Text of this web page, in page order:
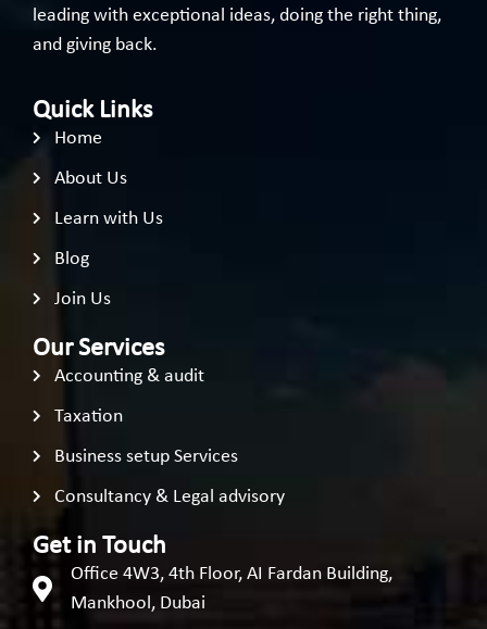
leading with exceptional ideas, doing the right thing,
and giving back.
Quick Links
Home
About Us
Learn with Us
Blog
Join Us
Our Services
Accounting & audit
Taxation
Business setup Services
Consultancy & Legal advisory
Get in Touch
Office 4W3, 4th Floor, AI Fardan Building,
Mankhool, Dubai